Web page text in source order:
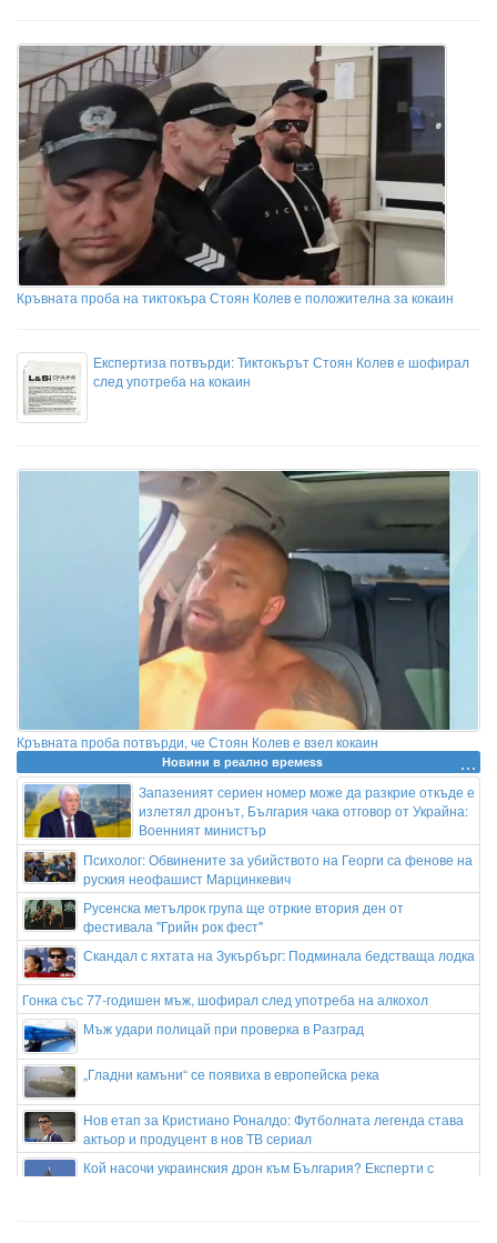
Кръвната проба на тиктокъра Стоян Колев е положителна за кокаин
Експертиза потвърди: Тиктокърът Стоян Колев е шофирал
след употреба на кокаин
Кръвната проба потвърди, че Стоян Колев е взел кокаин
Новини в реално времеss
Запазеният сериен номер може да разкрие откъде е
излетял дронът, България чака отговор от Украйна:
Военният министър
Психолог: Обвинените за убийството на Георги са фенове на
руския неофашист Марцинкевич
Русенска метълрок група ще отркие втория ден от
фестивала "Грийн рок фест"
Скандал с яхтата на Зукърбърг: Подминала бедстваща лодка
Гонка със 77-годишен мъж, шофирал след употреба на алкохол
Мъж удари полицай при проверка в Разград
„Гладни камъни“ се появиха в европейска река
Нов етап за Кристиано Роналдо: Футболната легенда става
актьор и продуцент в нов ТВ сериал
Кой насочи украинския дрон към България? Експерти с